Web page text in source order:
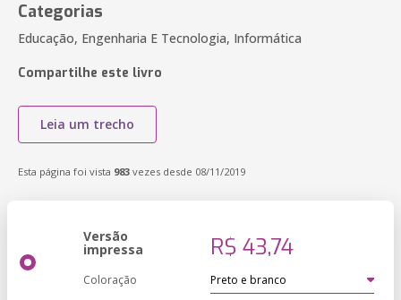
Categorias
Educação, Engenharia E Tecnologia, Informática
Compartilhe este livro
Leia um trecho
Esta página foi vista 983 vezes desde 08/11/2019
Versão
impressa R$ 43,74
Coloração